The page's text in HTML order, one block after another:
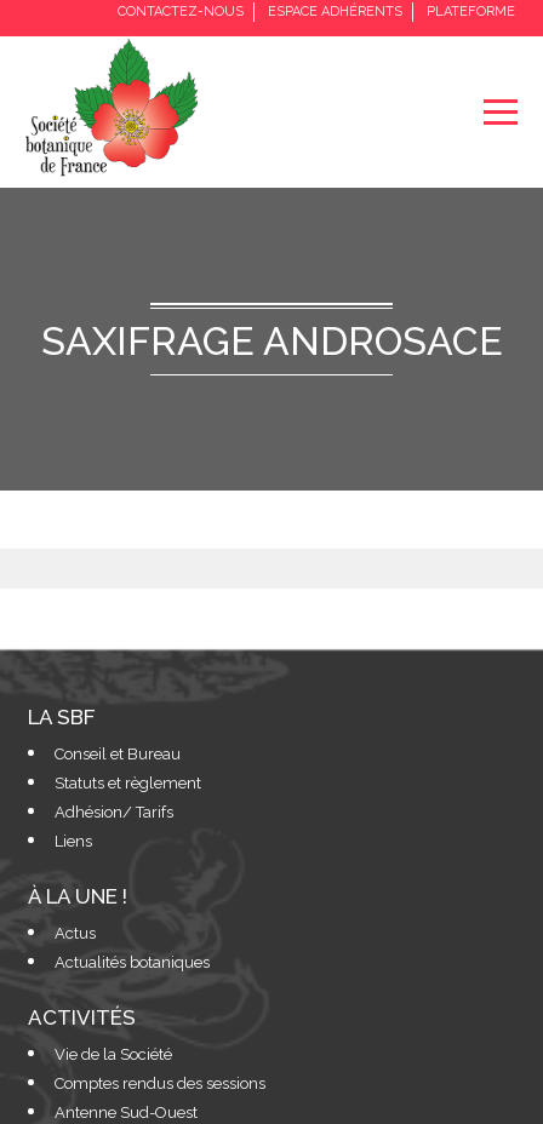
CONTACTEZ-NOUS ESPACE ADHÉRENTS PLATEFORME
SAXIFRAGE ANDROSACE
LA SBF
Conseil et Bureau
Statuts et règlement
Adhésion/ Tarifs
Liens
À LA UNE !
Actus
Actualités botaniques
ACTIVITÉS
Vie de la Société
Comptes rendus des sessions
Antenne Sud-Ouest